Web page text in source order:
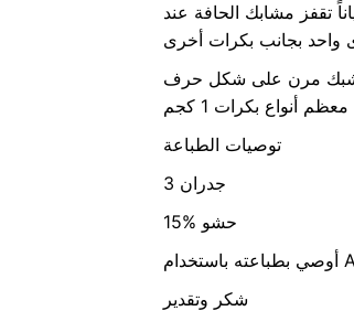
تقفز مشابك الحافة عند
واحد
توصيات الطباعة
3 جدران
15% حشو
شكر وتقدير